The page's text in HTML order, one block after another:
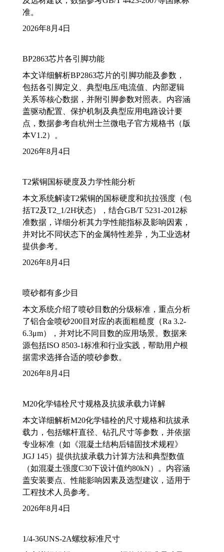
准。
2026年8月4日
BP2863芯片各引脚功能
本文详细解析BP2863芯片的引脚功能及参数，
包括各引脚定义、典型电压/电流值、内部逻辑
关系等核心数据，并附引脚参数对照表。内容涵
盖驱动配置、保护机制及典型应用电路设计要
点，数据参考自杭州士兰微电子官方规格书（版
本V1.2）。
2026年8月4日
T2紫铜国标硬度及力学性能分析
本文系统解读T2紫铜的国标硬度和抗拉强度（包
括T2及T2_1/2H状态），结合GB/T 5231-2012标
准数据，详细分析其力学性能指标及影响因素，
并对比不同状态下的金属特性差异，为工业选材
提供参考。
2026年8月4日
喷砂都有多少目
本文系统介绍了喷砂目数的分级标准，重点分析
了铝合金喷砂200目对应的表面粗糙度（Ra 3.2-
6.3μm），并对比不同目数的应用场景。数据来
源包括ISO 8503-1标准和行业实践，帮助用户根
据需求选择合适的喷砂参数。
2026年8月4日
M20化学锚栓尺寸规格及抗拔承载力详解
本文详细解析M20化学锚栓的尺寸规格和抗拔承
载力，包括螺杆直径、钻孔尺寸等参数，并依据
专业标准（如《混凝土结构后锚固技术规程》
JGJ 145）提供抗拔承载力计算方法和典型数值
（如混凝土强度C30下设计值约80kN）。内容涵
盖安装要点、性能影响因素及选型建议，适用于
工程技术人员参考。
2026年8月4日
1/4-36UNS-2A螺纹标准尺寸